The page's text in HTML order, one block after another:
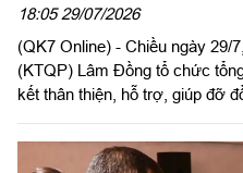
trợ, giúp đỡ đồng
18:05 29/07/2026
(QK7 Online) - Chiều ngày 29/
(KTQP) Lâm Đồng tổ chức
kết thân thiện, hỗ trợ, giúp đỡ
Chính trị Quân khu dự chỉ đạo